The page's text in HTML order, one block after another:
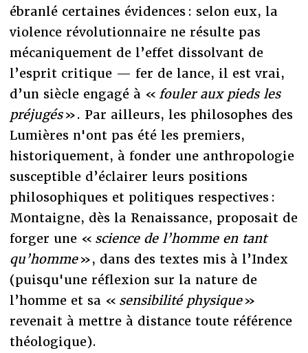
ébranlé certaines évidences : selon eux, la
violence révolutionnaire ne résulte pas
mécaniquement de l’effet dissolvant de
l’esprit critique — fer de lance, il est vrai,
d’un siècle engagé à « fouler aux pieds les
préjugés». Par ailleurs, les philosophes des
Lumières n'ont pas été les premiers,
historiquement, à fonder une anthropologie
susceptible d’éclairer leurs positions
philosophiques et politiques respectives :
Montaigne, dès la Renaissance, proposait de
forger une « science de l’homme en tant
qu’homme», dans des textes mis à l’Index
(puisqu'une réflexion sur la nature de
l’homme et sa « sensibilité physique»
revenait à mettre à distance toute référence
théologique).